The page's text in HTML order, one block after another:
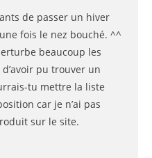
de passer un hiver
fois le nez bouché. ^^
beaucoup les
pu trouver un
tu mettre la liste
car je n’ai pas
sur le site.